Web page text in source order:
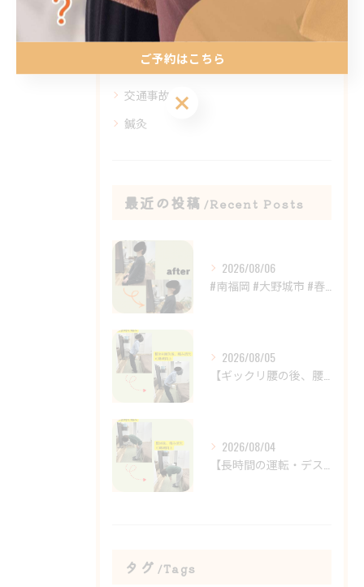
整体
リラクゼーション
美容鍼
交通事故
鍼灸
最近の投稿 Recent Posts
2026/08/06
2026/08/05
2026/08/04
タグ Tags
ご予約はこちら
ご予約はこちら